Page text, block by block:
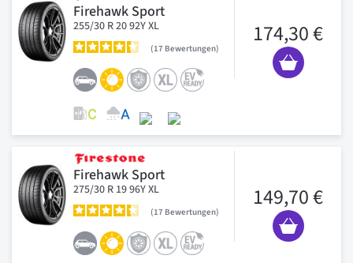
Firehawk Sport
255/30 R 20 92Y XL
17 Bewertungen
174,30 €
Firehawk Sport
275/30 R 19 96Y XL
17 Bewertungen
149,70 €